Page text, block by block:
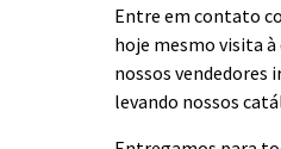
Entre em contato
hoje mesmo visita
nossos vendedores
levando nossos